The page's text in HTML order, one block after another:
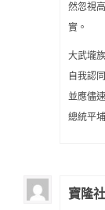
然忽視
實。
大武壠
自我認
並應儘
總統平
寶隆